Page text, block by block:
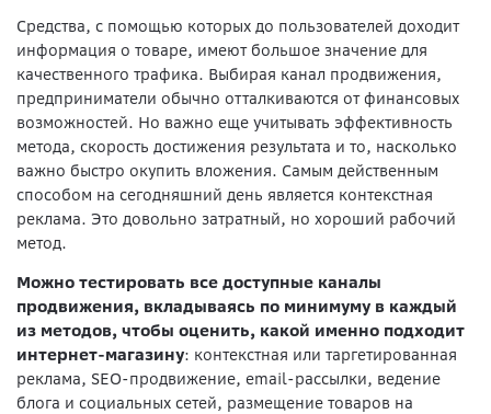
Средства, с помощью которых до пользователей доходит
информация о товаре, имеют большое значение для
качественного трафика. Выбирая канал продвижения,
предприниматели обычно отталкиваются от финансовых
возможностей. Но важно еще учитывать эффективность
метода, скорость достижения результата и то, насколько
важно быстро окупить вложения. Самым действенным
способом на сегодняшний день является контекстная
реклама. Это довольно затратный, но хороший рабочий
метод.
Можно тестировать все доступные каналы
продвижения, вкладываясь по минимуму в каждый
из методов, чтобы оценить, какой именно подходит
интернет-магазину: контекстная или таргетированная
реклама, SEO-продвижение, email-рассылки, ведение
блога и социальных сетей, размещение товаров на